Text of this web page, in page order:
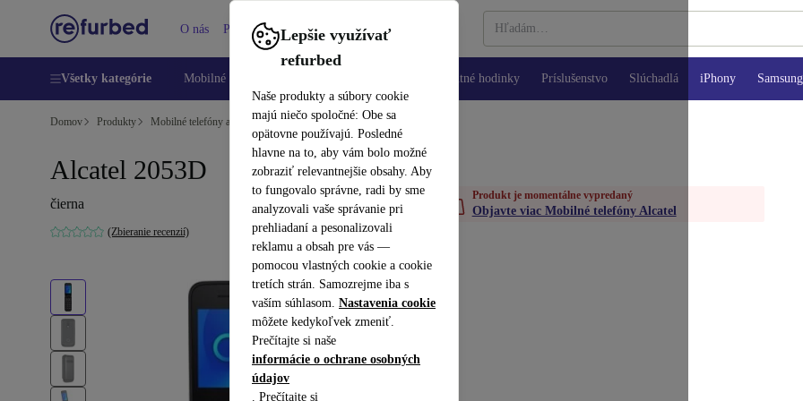
Lepšie využívať
refurbed
Naše produkty a súbory cookie
majú niečo spoločné: Obe sa
opätovne používajú. Posledné
hlavne na to, aby vám bolo možné
zobraziť relevantnejšie obsahy. Aby
to fungovalo správne, radi by sme
analyzovali vaše správanie pri
prehliadaní a pesonalizovali
reklamu a obsah pre vás —
pomocou vlastných cookie a cookie
tretích strán. Samozrejme iba s
vaším súhlasom. Nastavenia cookie
môžete kedykoľvek zmeniť.
Prečítajte si naše
informácie o ochrane osobných
údajov
. Prečítajte si
O nás Pomoc
Všetky kategórie Mobilné telefóny Inteligentné hodinky Príslušenstvo Slúchadlá iPhony
Domov Produkty Mobilné telefóny a smartfóny Mobilné telefóny Alcatel
Alcatel 2053D
čierna
(Zbieranie recenzií)
Produkt je momentálne vypredaný
Objavte viac Mobilné telefóny Alcatel